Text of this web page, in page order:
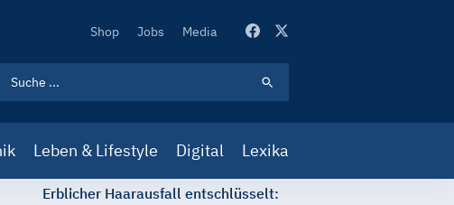
Secondary
Shop Jobs Media
Leben & Lifestyle Digital Lexika
Erblicher Haarausfall entschlüsselt: